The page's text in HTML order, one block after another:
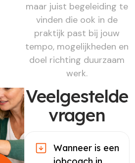
maar juist begeleiding te
vinden die ook in de
praktijk past bij jouw
tempo, mogelijkheden en
doel richting duurzaam
werk.
Veelgestelde
vragen
Wanneer is een